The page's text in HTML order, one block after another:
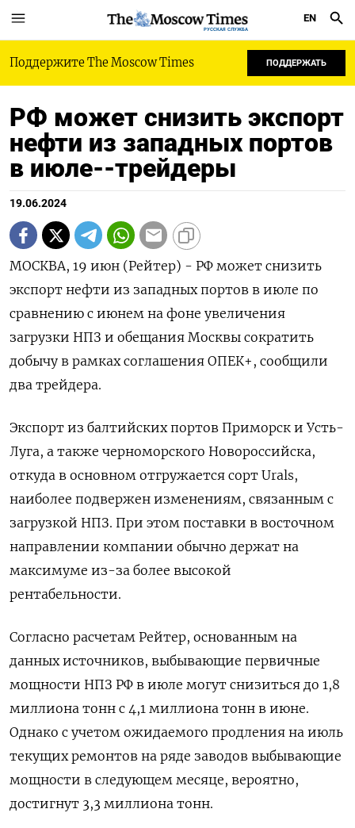
РУССКАЯ СЛУЖБА
EN
Поддержите The Moscow Times ПОДДЕРЖАТЬ
РФ может снизить экспорт
нефти из западных портов
в июле--трейдеры
19.06.2024
МОСКВА, 19 июн (Рейтер) - РФ может снизить
экспорт нефти из западных портов в июле по
сравнению с июнем на фоне увеличения
загрузки НПЗ и обещания Москвы сократить
добычу в рамках соглашения ОПЕК+, сообщили
два трейдера.
Экспорт из балтийских портов Приморск и Усть-
Луга, а также черноморского Новороссийска,
откуда в основном отгружается сорт Urals,
наиболее подвержен изменениям, связанным с
загрузкой НПЗ. При этом поставки в восточном
направлении компании обычно держат на
максимуме из-за более высокой
рентабельности.
Согласно расчетам Рейтер, основанным на
данных источников, выбывающие первичные
мощности НПЗ РФ в июле могут снизиться до 1,8
миллиона тонн с 4,1 миллиона тонн в июне.
Однако с учетом ожидаемого продления на июль
текущих ремонтов на ряде заводов выбывающие
мощности в следующем месяце, вероятно,
достигнут 3,3 миллиона тонн.